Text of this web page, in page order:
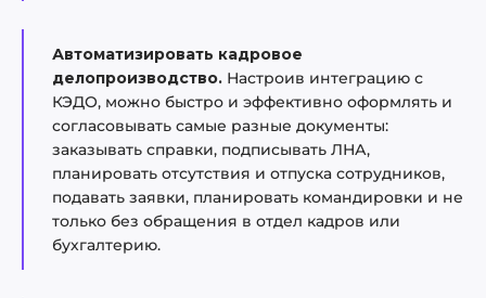
Автоматизировать кадровое
делопроизводство. Настроив интеграцию с
КЭДО, можно быстро и эффективно оформлять и
согласовывать самые разные документы:
заказывать справки, подписывать ЛНА,
планировать отсутствия и отпуска сотрудников,
подавать заявки, планировать командировки и не
только без обращения в отдел кадров или
бухгалтерию.